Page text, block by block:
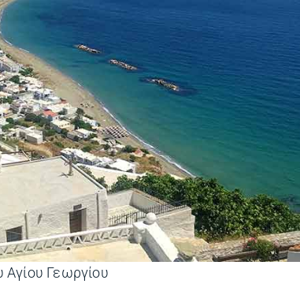
Αγίου Γεωργίου